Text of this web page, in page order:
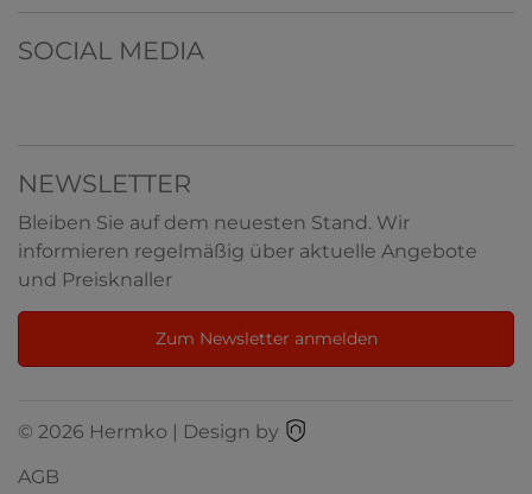
SOCIAL MEDIA
NEWSLETTER
Bleiben Sie auf dem neuesten Stand. Wir
informieren regelmäßig über aktuelle Angebote
und Preisknaller
Zum Newsletter anmelden
© 2026 Hermko | Design by
AGB